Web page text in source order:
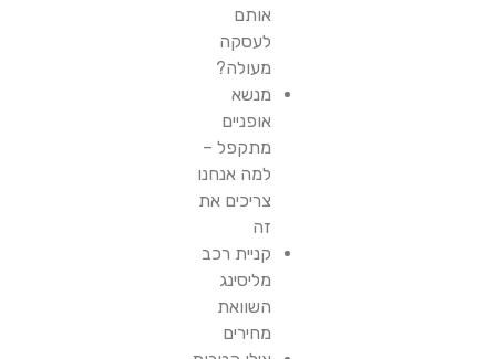
אותם
לעסקה
מעולה?
מנשא
אופניים
מתקפל –
למה אנחנו
צריכים את
זה
קניית רכב
מליסינג
השוואת
מחירים